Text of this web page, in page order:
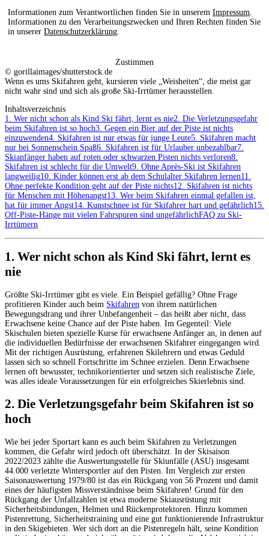
Informationen zum Verantwortlichen finden Sie in unseremImpressum.
Informationen zu den Verarbeitungszwecken und Ihren Rechten finden Sie
in unsererDatenschutzerklärung.
Zustimmen
© gorillaimages/shutterstock.de
Wenn es ums Skifahren geht, kursieren viele „Weisheiten“, die meist gar
nicht wahr sind und sich als große Ski-Irrtümer herausstellen.
Inhaltsverzeichnis
1. Wer nicht schon als Kind Ski fährt, lernt es nie2. Die Verletzungsgefahr
beim Skifahren ist so hoch3. Gegen ein Bier auf der Piste ist nichts
einzuwenden4. Skifahren ist nur etwas für junge Leute5. Skifahren macht
nur bei Sonnenschein Spaß6. Skifahren ist für Urlauber unbezahlbar7.
Skianfänger haben auf roten oder schwarzen Pisten nichts verloren8.
Skifahren ist schlecht für die Umwelt9. Ohne Après-Ski ist Skifahren
langweilig10. Kinder können erst ab dem Schulalter Skifahren lernen11.
Ohne perfekte Kondition geht auf der Piste nichts12. Skifahren ist nichts
für Menschen mit Höhenangst13. Wer beim Skifahren einmal gefallen ist,
hat für immer Angst14. Kunstschnee ist für Skifahrer hart und gefährlich15.
Off-Piste-Hänge mit vielen Fahrspuren sind ungefährlichFAQ zu Ski-
Irrtümern
1. Wer nicht schon als Kind Ski fährt, lernt es
nie
Größte Ski-Irrtümer gibt es viele. Ein Beispiel gefällig? Ohne Frage
profitieren Kinder auch beim Skifahren von ihrem natürlichen
Bewegungsdrang und ihrer Unbefangenheit – das heißt aber nicht, dass
Erwachsene keine Chance auf der Piste haben. Im Gegenteil: Viele
Skischulen bieten spezielle Kurse für erwachsene Anfänger an, in denen auf
die individuellen Bedürfnisse der erwachsenen Skifahrer eingegangen wird.
Mit der richtigen Ausrüstung, erfahrenen Skilehrern und etwas Geduld
lassen sich so schnell Fortschritte im Schnee erzielen. Denn Erwachsene
lernen oft bewusster, technikorientierter und setzen sich realistische Ziele,
was alles ideale Voraussetzungen für ein erfolgreiches Skierlebnis sind.
2. Die Verletzungsgefahr beim Skifahren ist so
hoch
Wie bei jeder Sportart kann es auch beim Skifahren zu Verletzungen
kommen, die Gefahr wird jedoch oft überschätzt. In der Skisaison
2022/2023 zählte die Auswertungsstelle für Skiunfälle (ASU) insgesamt
44.000 verletzte Wintersportler auf den Pisten. Im Vergleich zur ersten
Saisonauswertung 1979/80 ist das ein Rückgang von 56 Prozent und damit
eines der häufigsten Missverständnisse beim Skifahren! Grund für den
Rückgang der Unfallzahlen ist etwa moderne Skiausrüstung mit
Sicherheitsbindungen, Helmen und Rückenprotektoren. Hinzu kommen
Pistenrettung, Sicherheitstraining und eine gut funktionierende Infrastruktur
in den Skigebieten. Wer sich dort an die Pistenregeln hält, seine Kondition